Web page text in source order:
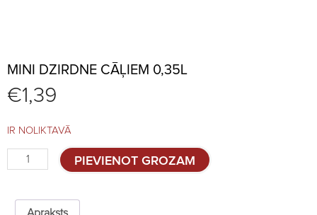
MINI DZIRDNE CĀĻIEM 0,35L
€1,39
IR NOLIKTAVĀ
Mini
dzirdne
0,35l
quantity
PIEVIENOT GROZAM